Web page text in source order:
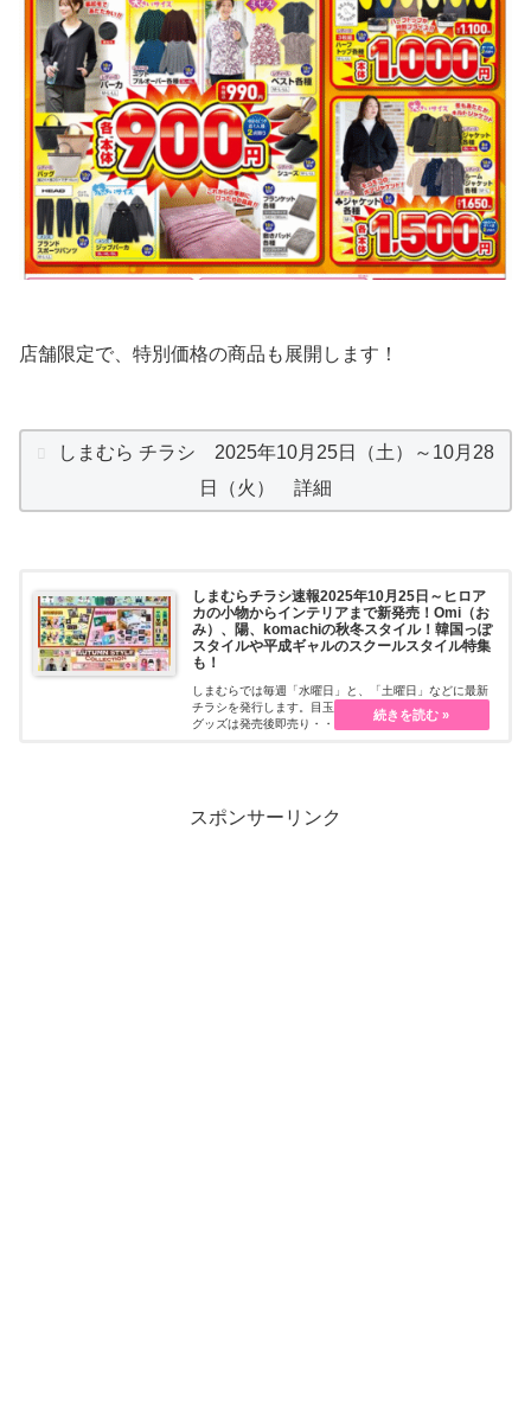
店舗限定で、特別価格の商品も展開します！
しまむら チラシ 2025年10月25日（土）～10月28
日（火） 詳細
しまむらチラシ速報2025年10月25日～ヒロア
カの小物からインテリアまで新発売！Omi（お
み）、陽、komachiの秋冬スタイル！韓国っぽ
スタイルや平成ギャルのスクールスタイル特集
も！
しまむらでは毎週「水曜日」と、「土曜日」などに最新
チラシを発行します。目玉商品も充実していて、人気の
グッズは発売後即売り・・・続きを読む
スポンサーリンク